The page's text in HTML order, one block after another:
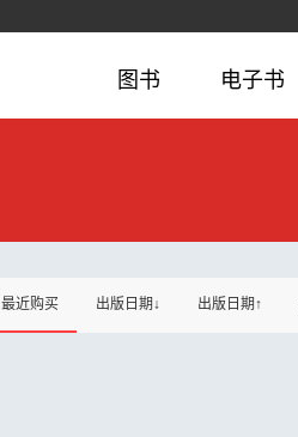
图书 电子书
最近购买 出版日期↓ 出版日期↑